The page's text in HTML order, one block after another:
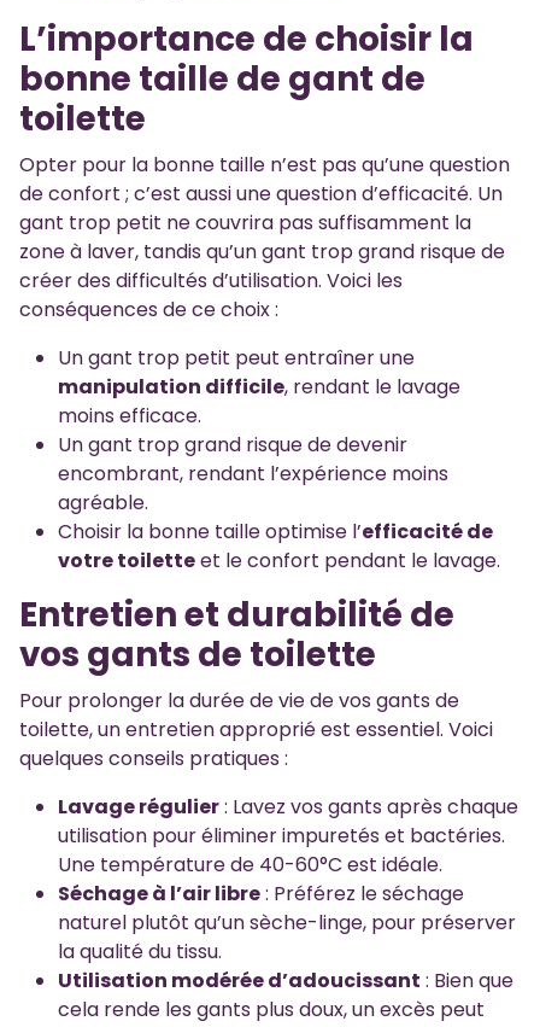
L’importance de choisir la
bonne taille de gant de
toilette
Opter pour la bonne taille n’est pas qu’une question
de confort ; c’est aussi une question d’efficacité. Un
gant trop petit ne couvrira pas suffisamment la
zone à laver, tandis qu’un gant trop grand risque de
créer des difficultés d’utilisation. Voici les
conséquences de ce choix :
Un gant trop petit peut entraîner une
manipulation difficile, rendant le lavage
moins efficace.
Un gant trop grand risque de devenir
encombrant, rendant l’expérience moins
agréable.
Choisir la bonne taille optimise l’efficacité de
votre toiletteet le confort pendant le lavage.
Entretien et durabilité de
vos gants de toilette
Pour prolonger la durée de vie de vos gants de
toilette, un entretien approprié est essentiel. Voici
quelques conseils pratiques :
Lavage régulier: Lavez vos gants après chaque
utilisation pour éliminer impuretés et bactéries.
Une température de 40-60°C est idéale.
Séchage à l’air libre: Préférez le séchage
naturel plutôt qu’un sèche-linge, pour préserver
la qualité du tissu.
Utilisation modérée d’adoucissant : Bien que
cela rende les gants plus doux, un excès peut